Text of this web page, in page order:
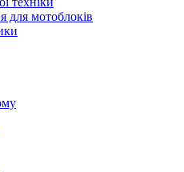
для мотоблоків